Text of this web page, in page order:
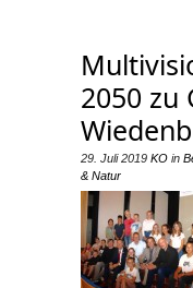
2050 zu
29. Juli 2019 KO in
& Natur